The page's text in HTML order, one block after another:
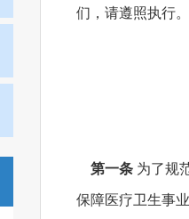
们，请遵照执行。
第一条 为了规
保障医疗卫生事